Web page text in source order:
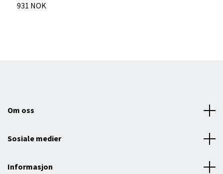
931 NOK
Om oss
Sosiale medier
Informasjon